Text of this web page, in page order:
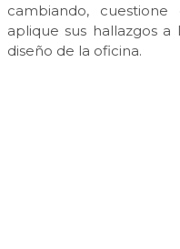
cambiando,
aplique sus hallazgos
diseño de la oficina.